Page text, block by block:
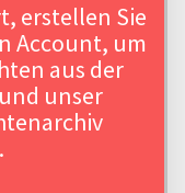
erstellen Sie
Account, um
aus der
unser